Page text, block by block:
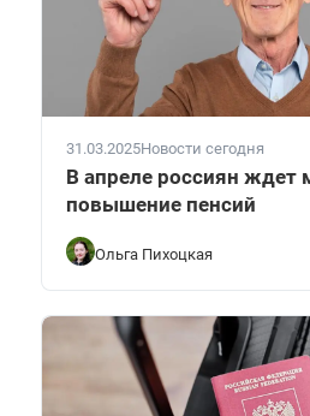
31.03.2025Новости сегодня
В апреле россиян ждет
повышение пенсий
Ольга Пихоцкая